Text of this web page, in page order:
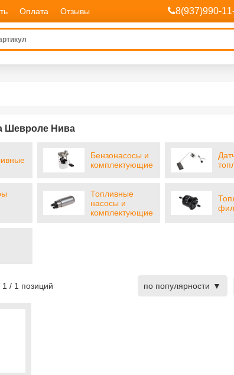
Оплата Отзывы 8(937)990-
Шевроле Нива
Бензонасосы и
комплектующие
Топливные
насосы и
комплектующие
1 / 1 позиций по популярности